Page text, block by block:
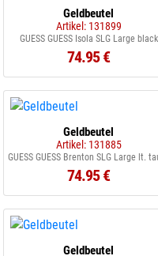
Geldbeutel
Artikel: 131899
GUESS GUESS Isola SLG Large black
74.95 €
Geldbeutel
Artikel: 131885
74.95 €
Geldbeutel